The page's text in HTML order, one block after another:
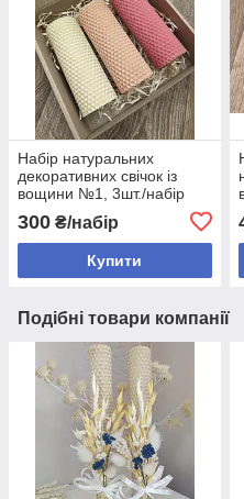
Набір натуральних
декоративних свічок із
вощини №1, 3шт./набір
300 ₴/набір
Купити
Подібні товари компанії